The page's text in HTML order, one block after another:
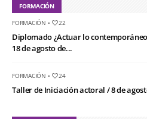
FORMACIÓN
FORMACIÓN • 22
Diplomado ¿Actuar lo
18 de agosto de...
FORMACIÓN • 24
Taller de Iniciación actoral / 8 de